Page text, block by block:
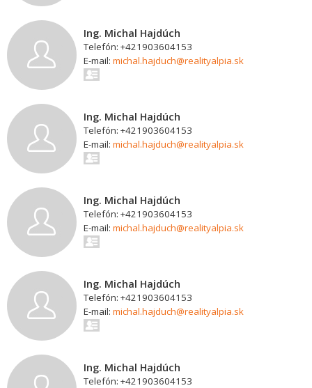
Ing. Michal Hajdúch
Telefón: +421903604153
E-mail: michal.hajduch@realityalpia.sk
Ing. Michal Hajdúch
Telefón: +421903604153
E-mail: michal.hajduch@realityalpia.sk
Ing. Michal Hajdúch
Telefón: +421903604153
E-mail: michal.hajduch@realityalpia.sk
Ing. Michal Hajdúch
Telefón: +421903604153
E-mail: michal.hajduch@realityalpia.sk
Ing. Michal Hajdúch
Telefón: +421903604153